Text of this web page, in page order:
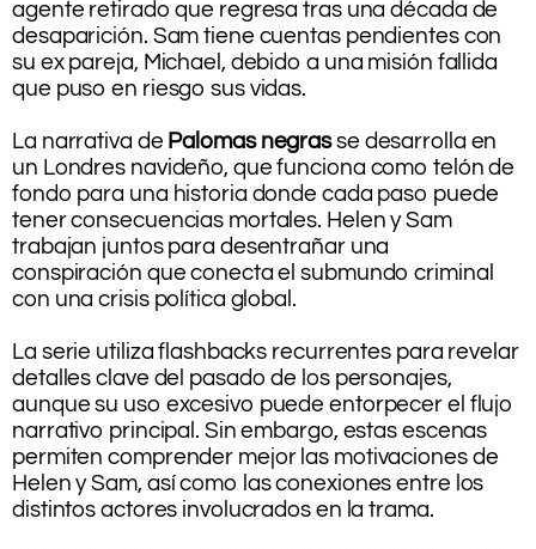
agente retirado que regresa tras una década de
desaparición. Sam tiene cuentas pendientes con
su ex pareja, Michael, debido a una misión fallida
que puso en riesgo sus vidas.
La narrativa de Palomas negrasse desarrolla en
un Londres navideño, que funciona como telón de
fondo para una historia donde cada paso puede
tener consecuencias mortales. Helen y Sam
trabajan juntos para desentrañar una
conspiración que conecta el submundo criminal
con una crisis política global.
La serie utiliza flashbacks recurrentes para revelar
detalles clave del pasado de los personajes,
aunque su uso excesivo puede entorpecer el flujo
narrativo principal. Sin embargo, estas escenas
permiten comprender mejor las motivaciones de
Helen y Sam, así como las conexiones entre los
distintos actores involucrados en la trama.